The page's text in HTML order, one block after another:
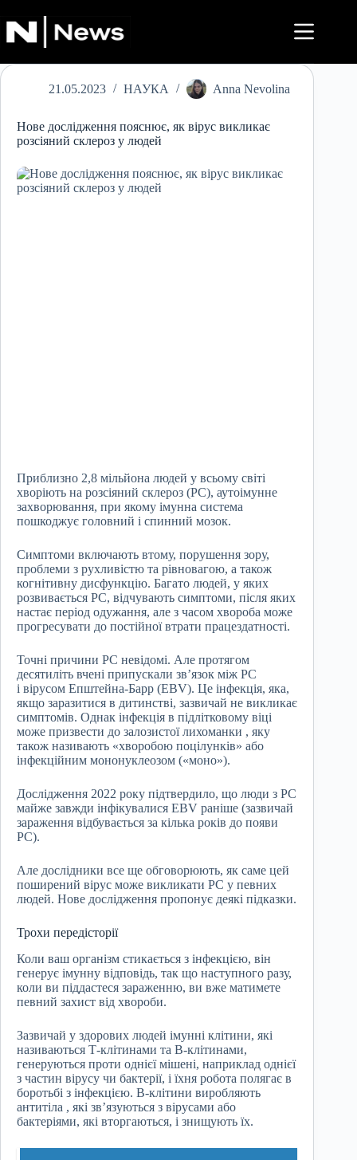
до
вмісту
21.05.2023 НАУКА Anna Nevolina
Нове дослідження пояснює, як вірус викликає
розсіяний склероз у людей
Приблизно 2,8 мільйона людей у ​​всьому світі
хворіють на розсіяний склероз (РС), аутоімунне
захворювання, при якому імунна система
пошкоджує головний і спинний мозок.
Симптоми включають втому, порушення зору,
проблеми з рухливістю та рівновагою, а також
когнітивну дисфункцію. Багато людей, у яких
розвивається РС, відчувають симптоми, після яких
настає період одужання, але з часом хвороба може
прогресувати до постійної втрати працездатності.
Точні причини РС невідомі. Але протягом
десятиліть вчені припускали зв’язок між РС
і вірусом Епштейна-Барр (EBV). Це інфекція, яка,
якщо заразитися в дитинстві, зазвичай не викликає
симптомів. Однак інфекція в підлітковому віці
може призвести до залозистої лихоманки , яку
також називають «хворобою поцілунків» або
інфекційним мононуклеозом («моно»).
Дослідження 2022 року підтвердило, що люди з РС
майже завжди інфікувалися EBV раніше (зазвичай
зараження відбувається за кілька років до появи
РС).
Але дослідники все ще обговорюють, як саме цей
поширений вірус може викликати РС у певних
людей. Нове дослідження пропонує деякі підказки.
Трохи передісторії
Коли ваш організм стикається з інфекцією, він
генерує імунну відповідь, так що наступного разу,
коли ви піддастеся зараженню, ви вже матимете
певний захист від хвороби.
Зазвичай у здорових людей імунні клітини, які
називаються Т-клітинами та В-клітинами,
генеруються проти однієї мішені, наприклад однієї
з частин вірусу чи бактерії, і їхня робота полягає в
боротьбі з інфекцією. В-клітини виробляють
антитіла , які зв’язуються з вірусами або
бактеріями, які вторгаються, і знищують їх.